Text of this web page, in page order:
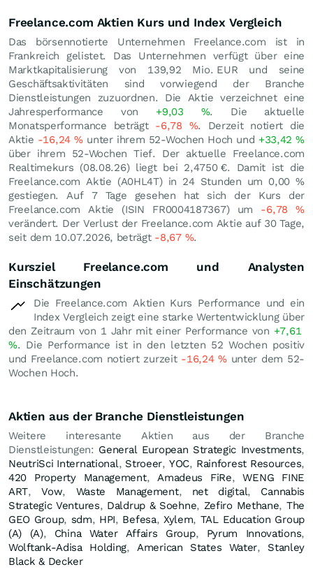
Freelance.com Aktien Kurs und Index Vergleich
Das börsennotierte Unternehmen Freelance.com ist in
Frankreich gelistet. Das Unternehmen verfügt über eine
Marktkapitalisierung von 139,92 Mio. EUR und seine
Geschäftsaktivitäten sind vorwiegend der Branche
Dienstleistungen zuzuordnen. Die Aktie verzeichnet eine
Jahresperformance von +9,03 %. Die aktuelle
Monatsperformance beträgt -6,78 %. Derzeit notiert die
Aktie -16,24%unter ihrem 52-Wochen Hoch und +33,42%
über ihrem 52-Wochen Tief. Der aktuelle Freelance.com
Realtimekurs (08.08.26) liegt bei 2,4750 €. Damit ist die
Freelance.com Aktie (A0HL4T) in 24 Stunden um 0,00%
gestiegen. Auf 7 Tage gesehen hat sich der Kurs der
Freelance.com Aktie (ISIN FR0004187367) um -6,78%
verändert. Der Verlust der Freelance.com Aktie auf 30 Tage,
seit dem 10.07.2026, beträgt -8,67 %.
Kursziel Freelance.com und Analysten
Einschätzungen
Die Freelance.com Aktien Kurs Performance und ein
Index Vergleich zeigt eine starke Wertentwicklung über
den Zeitraum von 1 Jahr mit einer Performance von +7,61
%. Die Performance ist in den letzten 52 Wochen positiv
und Freelance.com notiert zurzeit -16,24%unter dem 52-
Wochen Hoch.
Aktien aus der Branche Dienstleistungen
Weitere interesante Aktien aus der Branche
Dienstleistungen: General European Strategic Investments,
NeutriSci International, Stroeer, YOC, Rainforest Resources,
420 Property Management,Amadeus FiRe,WENG FINE
ART,Vow, Waste Management, net digital, Cannabis
Strategic Ventures, Daldrup & Soehne, Zefiro Methane, The
GEO Group, sdm, HPI, Befesa, Xylem, TAL Education Group
(A) (A), China Water Affairs Group, Pyrum Innovations,
Wolftank-Adisa Holding,American States Water, Stanley
Black & Decker